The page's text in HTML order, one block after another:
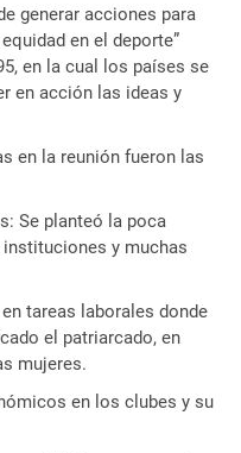
generar acciones para
en el deporte”
en la cual los países se
en acción las ideas y
en la reunión fueron las
Se planteó la poca
y muchas
tareas laborales donde
el patriarcado, en
mujeres.
en los clubes y su